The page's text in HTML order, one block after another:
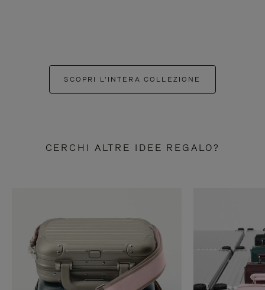
SCOPRI L'INTERA COLLEZIONE
CERCHI ALTRE IDEE REGALO?